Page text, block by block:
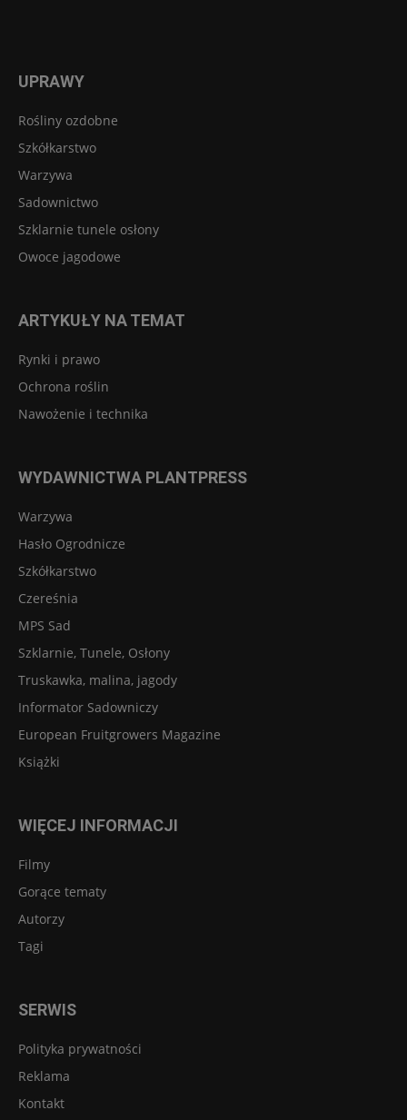
UPRAWY
Rośliny ozdobne
Szkółkarstwo
Warzywa
Sadownictwo
Szklarnie tunele osłony
Owoce jagodowe
ARTYKUŁY NA TEMAT
Rynki i prawo
Ochrona roślin
Nawożenie i technika
WYDAWNICTWA PLANTPRESS
Warzywa
Hasło Ogrodnicze
Szkółkarstwo
Czereśnia
MPS Sad
Szklarnie, Tunele, Osłony
Truskawka, malina, jagody
Informator Sadowniczy
European Fruitgrowers Magazine
Książki
WIĘCEJ INFORMACJI
Filmy
Gorące tematy
Autorzy
Tagi
SERWIS
Polityka prywatności
Reklama
Kontakt